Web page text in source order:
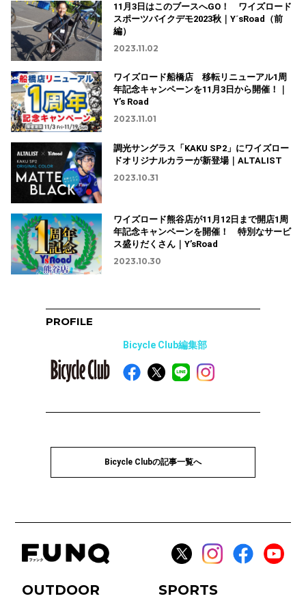
11月3日はこのブースへGO！ ワイズロード
スポーツバイクデモ2023秋｜Y´sRoad（前
編）
2023.11.02
ワイズロード船橋店 移転リニューアル1周
年記念キャンペーンを11月3日から開催！｜
Y’s Road
2023.11.01
調光サングラス「KAKU SP2」にワイズロー
ドオリジナルカラーが新登場｜ALTALIST
2023.10.31
ワイズロード熊谷店が11月12日まで開店1周
年記念キャンペーンを開催！ 特別なサービ
ス盛りだくさん｜Y’sRoad
2023.10.30
PROFILE
Bicycle Club編集部
Bicycle Clubの記事一覧へ
OUTDOOR
SPORTS